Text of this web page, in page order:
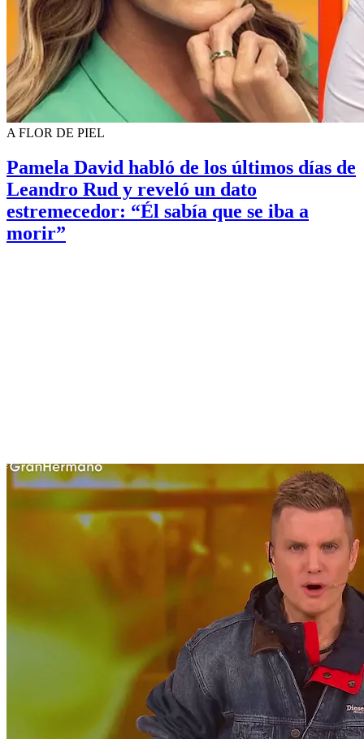
A FLOR DE PIEL
Pamela David habló de los últimos días de
Leandro Rud y reveló un dato
estremecedor: “Él sabía que se iba a
morir”